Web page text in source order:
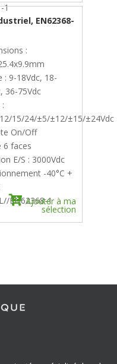
1
EN62368-
:
: 9-18Vdc, 18-
36-75Vdc
15/24/±5/±12/±15/±24Vdc
On/Off
6 faces
E/S : 3000Vdc
-40°C +
EN62368-1
Ajouter à ma
sélection